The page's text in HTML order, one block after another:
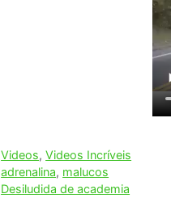
Categorias
Videos,Videos Incríveis
Tags
adrenalina, malucos
Desiludida de academia